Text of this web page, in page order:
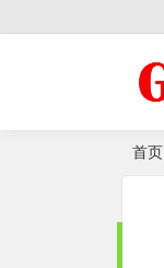
榫槽机
首页